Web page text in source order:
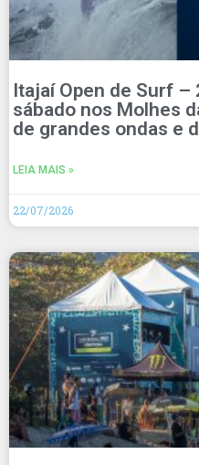
Itajaí Open de Surf –
sábado nos Molhes
de grandes ondas e
LEIA MAIS »
22/07/2026